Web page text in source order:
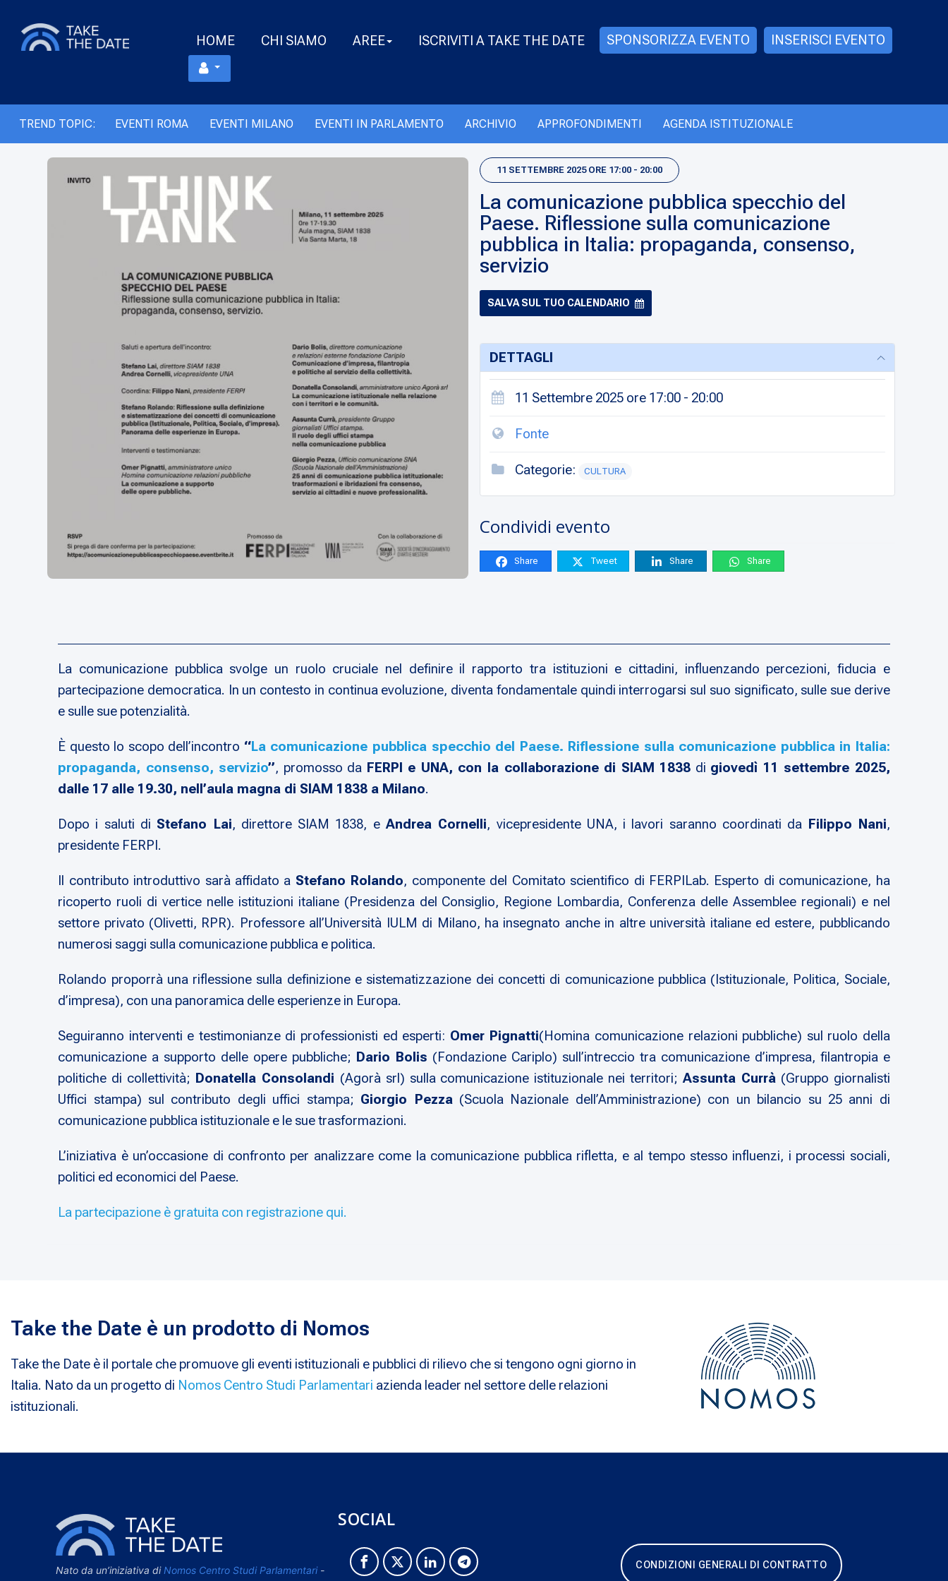
HOME CHI SIAMO AREE ISCRIVITI A TAKE THE DATE SPONSORIZZA EVENTO INSERISCI EVENTO
TREND TOPIC: EVENTI ROMA EVENTI MILANO EVENTI IN PARLAMENTO ARCHIVIO APPROFONDIMENTI AGENDA ISTITUZIONALE
11 SETTEMBRE 2025 ORE 17:00 - 20:00
La comunicazione pubblica specchio del
Paese. Riflessione sulla comunicazione
pubblica in Italia: propaganda, consenso,
servizio
SALVA SUL TUO CALENDARIO
DETTAGLI
11 Settembre 2025 ore 17:00 - 20:00
Fonte
Categorie: CULTURA
Condividi evento
Share Tweet Share Share
La comunicazione pubblica svolge un ruolo cruciale nel definire il rapporto tra istituzioni e cittadini, influenzando percezioni, fiducia e
partecipazione democratica. In un contesto in continua evoluzione, diventa fondamentale quindi interrogarsi sul suo significato, sulle sue derive
e sulle sue potenzialità.
È questo lo scopo dell’incontro “La comunicazione pubblica specchio del Paese. Riflessione sulla comunicazione pubblica in Italia:
propaganda, consenso, servizio”, promosso da FERPI e UNA, con la collaborazione di SIAM 1838 di giovedì 11 settembre 2025,
dalle 17 alle 19.30, nell’aula magna di SIAM 1838 a Milano.
Dopo i saluti di Stefano Lai, direttore SIAM 1838, eAndrea Cornelli, vicepresidente UNA, i lavori saranno coordinati da Filippo Nani,
presidente FERPI.
Il contributo introduttivo sarà affidato a Stefano Rolando, componente del Comitato scientifico di FERPILab. Esperto di comunicazione, ha
ricoperto ruoli di vertice nelle istituzioni italiane (Presidenza del Consiglio, Regione Lombardia, Conferenza delle Assemblee regionali) e nel
settore privato (Olivetti, RPR). Professore all’Università IULM di Milano, ha insegnato anche in altre università italiane ed estere, pubblicando
numerosi saggi sulla comunicazione pubblica e politica.
Rolando proporrà una riflessione sulla definizione e sistematizzazione dei concetti di comunicazione pubblica (Istituzionale, Politica, Sociale,
d’impresa), con una panoramica delle esperienze in Europa.
Seguiranno interventi e testimonianze di professionisti ed esperti: Omer Pignatti(Homina comunicazione relazioni pubbliche) sul ruolo della
comunicazione a supporto delle opere pubbliche; Dario Bolis (Fondazione Cariplo) sull’intreccio tra comunicazione d’impresa, filantropia e
politiche di collettività; Donatella Consolandi (Agorà srl) sulla comunicazione istituzionale nei territori;Assunta Currà(Gruppo giornalisti
Uffici stampa) sul contributo degli uffici stampa; Giorgio Pezza(Scuola Nazionale dell’Amministrazione) con un bilancio su 25 anni di
comunicazione pubblica istituzionale e le sue trasformazioni.
L’iniziativa è un’occasione di confronto per analizzare come la comunicazione pubblica rifletta, e al tempo stesso influenzi, i processi sociali,
politici ed economici del Paese.
La partecipazione è gratuita con registrazione qui.
Take the Date è un prodotto di Nomos
Take the Date è il portale che promuove gli eventi istituzionali e pubblici di rilievo che si tengono ogni giorno in
Italia. Nato da un progetto di Nomos Centro Studi Parlamentari azienda leader nel settore delle relazioni
istituzionali.
Nato da un’iniziativa di Nomos Centro Studi Parlamentari-
SOCIAL
CONDIZIONI GENERALI DI CONTRATTO